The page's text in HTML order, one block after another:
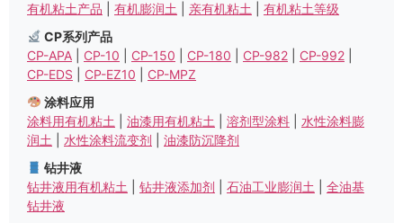
有机粘土产品
有机膨润土 亲有机粘土
有机粘土等级
CP系列产品
CP-APA
CP-10 CP-150 CP-180 CP-982 CP-992
CP-EDS
CP-EZ10
CP-MPZ
涂料应用
涂料用有机粘土
油漆用有机粘土 溶剂型涂料
水性涂料膨
润土
水性涂料流变剂
油漆防沉降剂
钻井液
钻井液用有机粘土
钻井液添加剂 石油工业膨润土
全油基
钻井液